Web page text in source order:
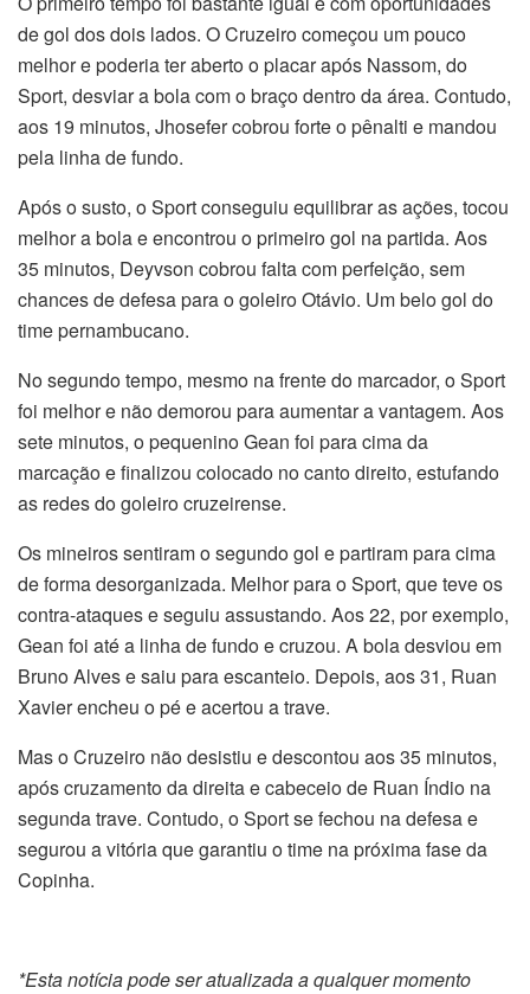
de gol dos dois lados. O Cruzeiro começou um pouco
melhor e poderia ter aberto o placar após Nassom, do
Sport, desviar a bola com o braço dentro da área. Contudo,
aos 19 minutos, Jhosefer cobrou forte o pênalti e mandou
pela linha de fundo.
Após o susto, o Sport conseguiu equilibrar as ações, tocou
melhor a bola e encontrou o primeiro gol na partida. Aos
35 minutos, Deyvson cobrou falta com perfeição, sem
chances de defesa para o goleiro Otávio. Um belo gol do
time pernambucano.
No segundo tempo, mesmo na frente do marcador, o Sport
foi melhor e não demorou para aumentar a vantagem. Aos
sete minutos, o pequenino Gean foi para cima da
marcação e finalizou colocado no canto direito, estufando
as redes do goleiro cruzeirense.
Os mineiros sentiram o segundo gol e partiram para cima
de forma desorganizada. Melhor para o Sport, que teve os
contra-ataques e seguiu assustando. Aos 22, por exemplo,
Gean foi até a linha de fundo e cruzou. A bola desviou em
Bruno Alves e saiu para escanteio. Depois, aos 31, Ruan
Xavier encheu o pé e acertou a trave.
Mas o Cruzeiro não desistiu e descontou aos 35 minutos,
após cruzamento da direita e cabeceio de Ruan Índio na
segunda trave. Contudo, o Sport se fechou na defesa e
segurou a vitória que garantiu o time na próxima fase da
Copinha.
*Esta notícia pode ser atualizada a qualquer momento